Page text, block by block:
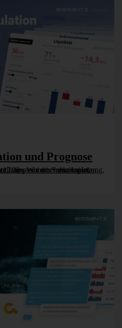
und Prognose
Simulation und KI-gestützte [...]